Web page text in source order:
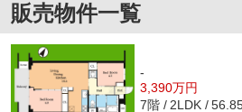
販売物件一覧
-
3,390万円
7階 2LDK